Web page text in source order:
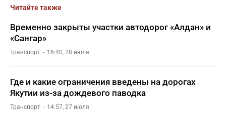
Читайте также
Временно закрыты участки автодорог «Алдан» и
«Сангар»
Транспорт 16:40, 28 июля
Где и какие ограничения введены на дорогах
Якутии из-за дождевого паводка
Транспорт 14:57, 27 июля